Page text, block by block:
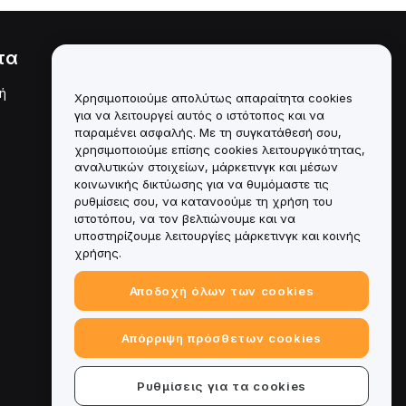
Πολιτική σύγκρουσης
συμφερόντων
Σύνοψη της Πολιτικής
Θεματοφυλακής και
Διαχείρισης
Πληροφορίες ESG
Crypto-Asset White Papers
Χρησιμοποιούμε απολύτως απαραίτητα cookies
για να λειτουργεί αυτός ο ιστότοπος και να
παραμένει ασφαλής. Με τη συγκατάθεσή σου,
χρησιμοποιούμε επίσης cookies λειτουργικότητας,
αναλυτικών στοιχείων, μάρκετινγκ και μέσων
κοινωνικής δικτύωσης για να θυμόμαστε τις
ρυθμίσεις σου, να κατανοούμε τη χρήση του
ιστοτόπου, να τον βελτιώνουμε και να
υποστηρίζουμε λειτουργίες μάρκετινγκ και κοινής
χρήσης.
Αποδοχή όλων των cookies
Απόρριψη πρόσθετων cookies
Ρυθμίσεις για τα cookies